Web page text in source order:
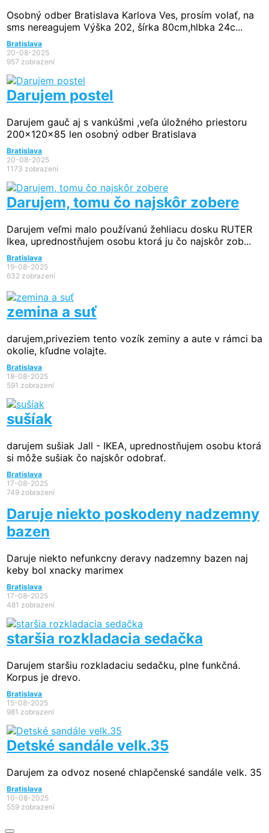
Osobný odber Bratislava Karlova Ves, prosím volať, na
sms nereagujem Výška 202, šírka 80cm,hlbka 24c...
Bratislava
20-08-2025
957 zobrazení
Darujem postel
Darujem gauč aj s vankúšmi ,veľa úložného priestoru
200x120x85 len osobný odber Bratislava
Bratislava
20-08-2025
1173 zobrazení
Darujem, tomu čo najskôr zobere
Darujem veľmi malo používanú žehliacu dosku RUTER
Ikea, uprednostňujem osobu ktorá ju čo najskôr zob...
Bratislava
19-08-2025
632 zobrazení
zemina a suť
darujem,priveziem tento vozík zeminy a aute v rámci ba
okolie, kľudne volajte.
Bratislava
18-08-2025
591 zobrazení
sušíak
darujem sušiak Jall - IKEA, uprednostňujem osobu ktorá
si môže sušiak čo najskôr odobrať.
Bratislava
17-08-2025
749 zobrazení
Daruje niekto poskodeny nadzemny
bazen
Daruje niekto nefunkcny deravy nadzemny bazen naj
keby bol xnacky marimex
Bratislava
17-08-2025
481 zobrazení
staršia rozkladacia sedačka
Darujem staršiu rozkladaciu sedačku, plne funkčná.
Korpus je drevo.
Bratislava
15-08-2025
981 zobrazení
Detské sandále velk.35
Darujem za odvoz nosené chlapčenské sandále velk. 35
Bratislava
10-08-2025
559 zobrazení